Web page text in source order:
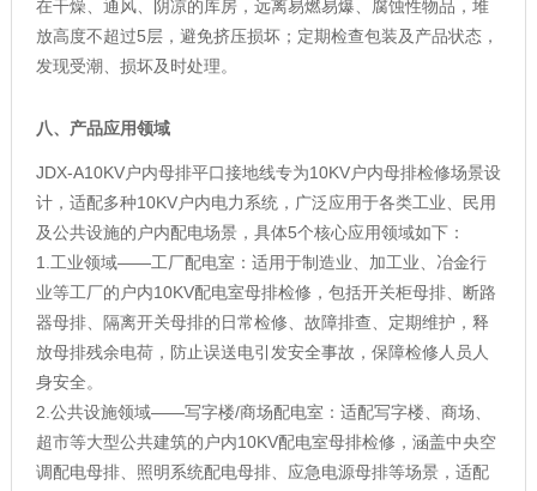
在干燥、通风、阴凉的库房，远离易燃易爆、腐蚀性物品，堆
放高度不超过5层，避免挤压损坏；定期检查包装及产品状态，
发现受潮、损坏及时处理。
八、产品应用领域
JDX-A10KV户内母排平口接地线专为10KV户内母排检修场景设
计，适配多种10KV户内电力系统，广泛应用于各类工业、民用
及公共设施的户内配电场景，具体5个核心应用领域如下：
1.工业领域——工厂配电室：适用于制造业、加工业、冶金行
业等工厂的户内10KV配电室母排检修，包括开关柜母排、断路
器母排、隔离开关母排的日常检修、故障排查、定期维护，释
放母排残余电荷，防止误送电引发安全事故，保障检修人员人
身安全。
2.公共设施领域——写字楼/商场配电室：适配写字楼、商场、
超市等大型公共建筑的户内10KV配电室母排检修，涵盖中央空
调配电母排、照明系统配电母排、应急电源母排等场景，适配